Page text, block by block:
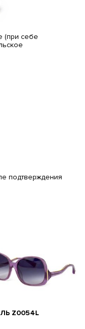
(при себе
подтверждения
Z0054L